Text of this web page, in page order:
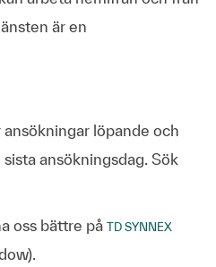
är en
löpande och
ansökningsdag. Sök
oss bättre på TD SYNNEX
.